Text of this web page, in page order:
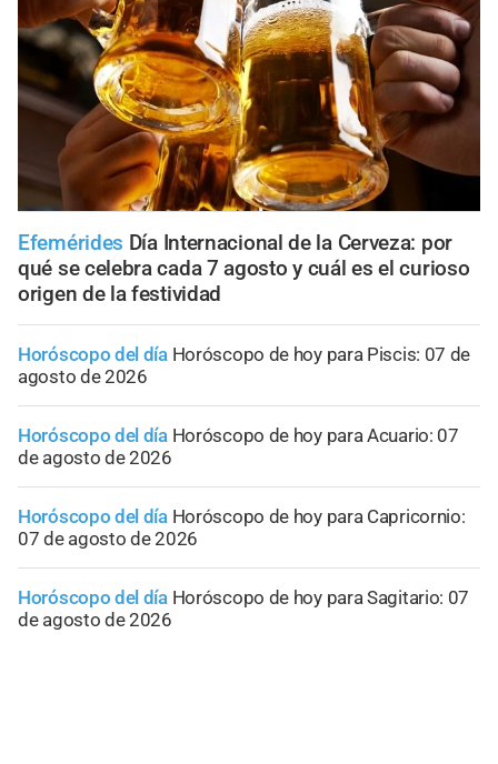
Efemérides Día Internacional de la Cerveza: por
qué se celebra cada 7 agosto y cuál es el curioso
origen de la festividad
Horóscopo del día Horóscopo de hoy para Piscis: 07 de
agosto de 2026
Horóscopo del día Horóscopo de hoy para Acuario: 07
de agosto de 2026
Horóscopo del día Horóscopo de hoy para Capricornio:
07 de agosto de 2026
Horóscopo del día Horóscopo de hoy para Sagitario: 07
de agosto de 2026